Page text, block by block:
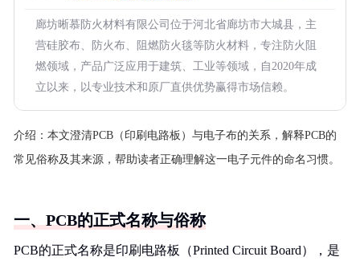
廊坊晰慕防火材料有限公司位于河北省廊坊市大城县，主
营硅胶布、防火布、阻燃防火毯等防火材料，专注防火阻
燃领域，产品广泛应用于建筑、工业等领域，自2020年成
立以来，以专业技术和原厂直供优势赢得市场信赖。
介绍： 本文澄清PCB（印刷电路板）与电子布的关系，解释PCB的
常见俗称及其来源，帮助读者正确理解这一电子元件的命名习惯。
一、PCB的正式名称与俗称
PCB的正式名称是印刷电路板（Printed Circuit Board），是